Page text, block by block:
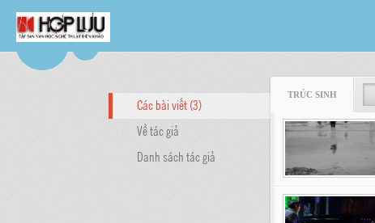
Các bài viết (3)
Về tác giả
Danh sách tác giả
TRÚC SINH